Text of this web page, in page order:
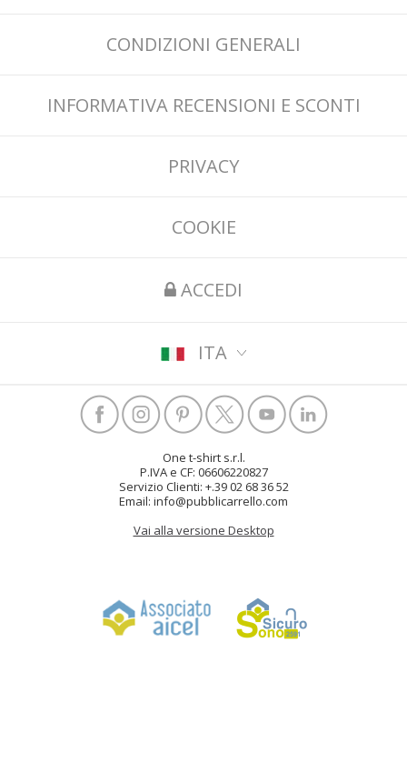
CONDIZIONI GENERALI
INFORMATIVA RECENSIONI E SCONTI
PRIVACY
COOKIE
ACCEDI
ITA
One t-shirt s.r.l.
P.IVA e CF: 06606220827
Servizio Clienti: +.39 02 68 36 52
Email: info@pubblicarrello.com
Vai alla versione Desktop